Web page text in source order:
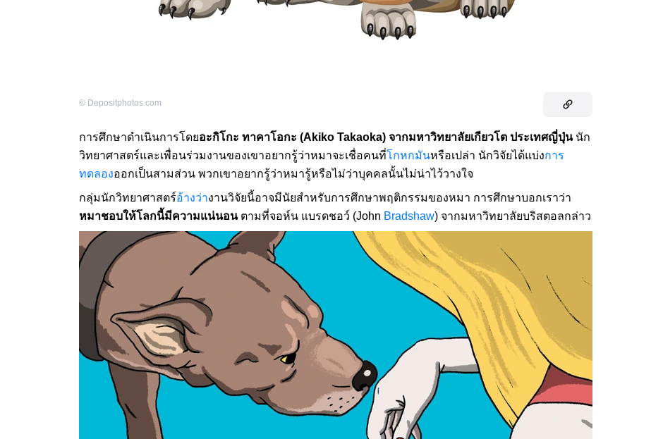
© Depositphotos.com
การศึกษาดำเนินการโดยอะกิโกะ ทาคาโอกะ (Akiko Takaoka) จากมหาวิทยาลัยเกียวโต ประเทศญี่ปุ่นนัก
วิทยาศาสตร์และเพื่อนร่วมงานของเขาอยากรู้ว่าหมาจะเชื่อคนที่โกหกมันหรือเปล่า นักวิจัยได้แบ่งการ
ทดลองออกเป็นสามส่วน พวกเขาอยากรู้ว่าหมารู้หรือไม่ว่าบุคคลนั้นไม่น่าไว้วางใจ
กลุ่มนักวิทยาศาสตร์อ้างว่างานวิจัยนี้อาจมีนัยสำหรับการศึกษาพฤติกรรมของหมา การศึกษาบอกเราว่า
หมาชอบให้โลกนี้มีความแน่นอนตามที่จอห์น แบรดชอว์ (John Bradshaw) จากมหาวิทยาลัยบริสตอลกล่าว